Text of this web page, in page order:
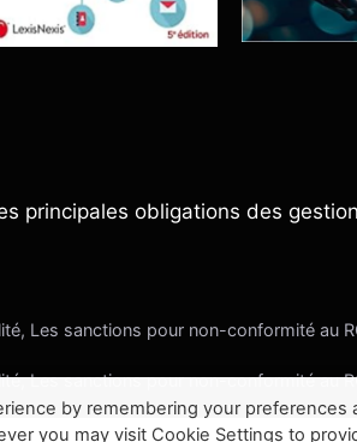
principales obligations des
Les sanctions pour non-conformité au
Les sanctions pour non-conformité au
by remembering your preferences
you may visit Cookie Settings to